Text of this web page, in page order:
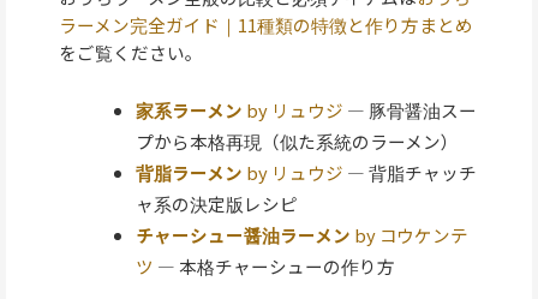
ラーメン完全ガイド｜11種類の特徴と作り方まとめ
をご覧ください。
家系ラーメン by リュウジ — 豚骨醤油スー
プから本格再現（似た系統のラーメン）
背脂ラーメン by リュウジ — 背脂チャッチ
ャ系の決定版レシピ
チャーシュー醤油ラーメン by コウケンテ
ツ — 本格チャーシューの作り方